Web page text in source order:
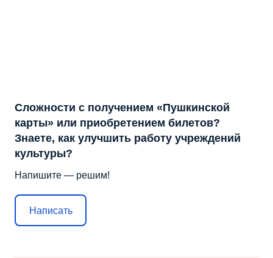
Сложности с получением «Пушкинской
карты» или приобретением билетов?
Знаете, как улучшить работу учреждений
культуры?
Напишите — решим!
Написать